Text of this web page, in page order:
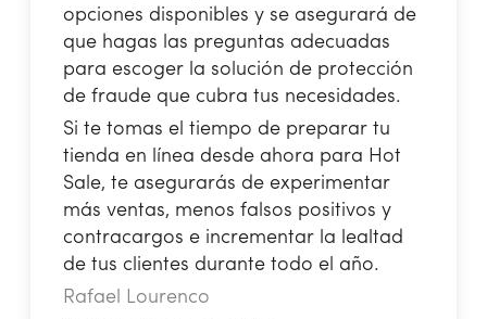
opciones disponibles y se asegurará de
que hagas las preguntas adecuadas
para escoger la solución de protección
de fraude que cubra tus necesidades.
Si te tomas el tiempo de preparar tu
tienda en línea desde ahora para Hot
Sale, te asegurarás de experimentar
más ventas, menos falsos positivos y
contracargos e incrementar la lealtad
de tus clientes durante todo el año.
Rafael Lourenco